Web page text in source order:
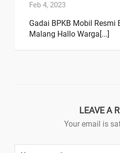
Feb 4, 2023
Gadai BPKB Mobil Resmi
Malang Hallo Warga[...]
LEAVE A
Your email is